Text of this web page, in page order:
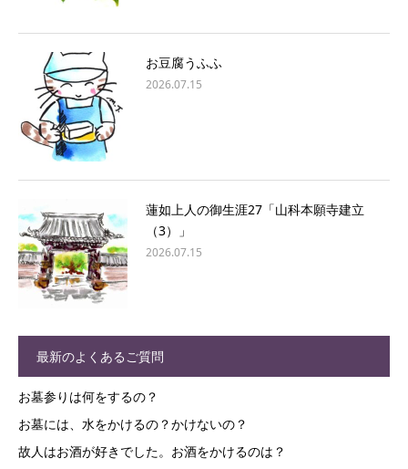
お豆腐うふふ
2026.07.15
蓮如上人の御生涯27「山科本願寺建立
（3）」
2026.07.15
最新のよくあるご質問
お墓参りは何をするの？
お墓には、水をかけるの？かけないの？
故人はお酒が好きでした。お酒をかけるのは？